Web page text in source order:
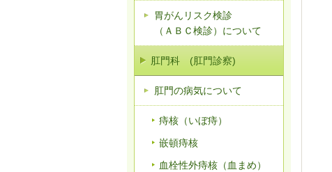
胃がんリスク検診
（ＡＢＣ検診）について
肛門科 (肛門診察)
肛門の病気について
痔核（いぼ痔）
嵌頓痔核
血栓性外痔核（血まめ）